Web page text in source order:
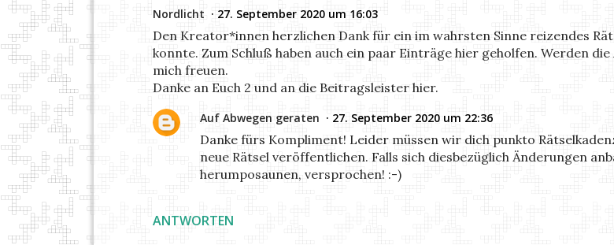
Nordlicht 27. September 2020 um 16:03
Den Kreator*innen herzlichen Dank für ein im wahrsten Sinne reizendes
konnte. Zum Schluß haben auch ein paar Einträge hier geholfen. Werden
mich freuen.
Danke an Euch 2 und an die Beitragsleister hier.
ANTWORTEN
Auf Abwegen geraten 27. September 2020 um 22:36
Danke fürs Kompliment! Leider müssen wir dich punkto
neue Rätsel veröffentlichen. Falls sich diesbezüglich Änderungen
herumposaunen, versprochen! :-)